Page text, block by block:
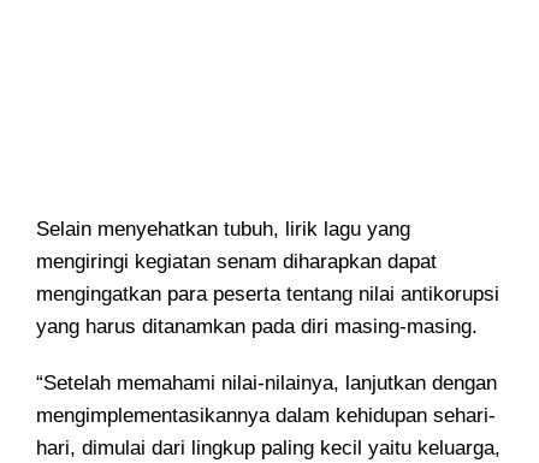
Selain menyehatkan tubuh, lirik lagu yang
mengiringi kegiatan senam diharapkan dapat
mengingatkan para peserta tentang nilai antikorupsi
yang harus ditanamkan pada diri masing-masing.
“Setelah memahami nilai-nilainya, lanjutkan dengan
mengimplementasikannya dalam kehidupan sehari-
hari, dimulai dari lingkup paling kecil yaitu keluarga,